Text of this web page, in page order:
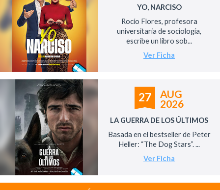
YO, NARCISO
Rocío Flores, profesora
universitaria de sociología,
escribe un libro sob...
Ver Ficha
27
AUG
2026
LA GUERRA DE LOS ÚLTIMOS
Basada en el bestseller de Peter
Heller: “The Dog Stars”. ...
Ver Ficha